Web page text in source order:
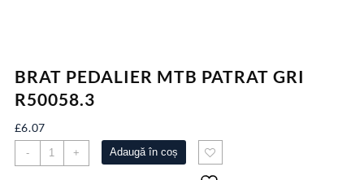
BRAT PEDALIER MTB PATRAT GRI
R50058.3
£6.07
-
Cantitate
BRAT
+ Adaugă în coș